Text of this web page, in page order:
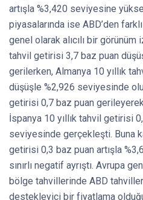
artışla %3,420 seviyesine
piyasalarında ise ABD’den
genel olarak alıcılı bir görünüm
tahvil getirisi 3,7 baz puan
gerilerken, Almanya 10 yıllık
düşüşle %2,926 seviyesinde
getirisi 0,7 baz puan
İspanya 10 yıllık tahvil getirisi
seviyesinde gerçekleşti. Buna
getirisi 0,3 baz puan artışla
sınırlı negatif ayrıştı. Avrupa
bölge tahvillerinde ABD
destekleyici bir fiyatlama